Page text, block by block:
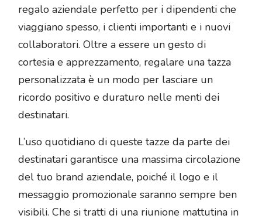
regalo aziendale perfetto per i dipendenti che
viaggiano spesso, i clienti importanti e i nuovi
collaboratori. Oltre a essere un gesto di
cortesia e apprezzamento, regalare una tazza
personalizzata è un modo per lasciare un
ricordo positivo e duraturo nelle menti dei
destinatari.
L’uso quotidiano di queste tazze da parte dei
destinatari garantisce una massima circolazione
del tuo brand aziendale, poiché il logo e il
messaggio promozionale saranno sempre ben
visibili. Che si tratti di una riunione mattutina in